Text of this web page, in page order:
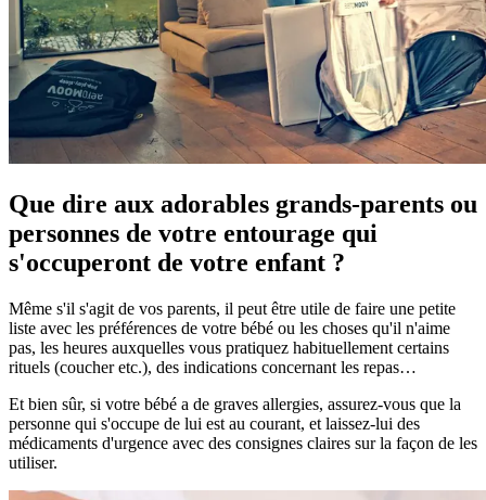
Que dire aux adorables grands-parents ou
personnes de votre entourage qui
s'occuperont de votre enfant ?
Même s'il s'agit de vos parents, il peut être utile de faire une petite
liste avec les préférences de votre bébé ou les choses qu'il n'aime
pas, les heures auxquelles vous pratiquez habituellement certains
rituels (coucher etc.), des indications concernant les repas…
Et bien sûr, si votre bébé a de graves allergies, assurez-vous que la
personne qui s'occupe de lui est au courant, et laissez-lui des
médicaments d'urgence avec des consignes claires sur la façon de les
utiliser.